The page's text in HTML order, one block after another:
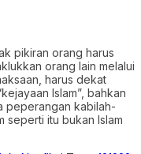
pikiran orang harus
orang lain melalui
harus dekat
Islam”, bahkan
peperangan kabilah-
seperti itu bukan Islam